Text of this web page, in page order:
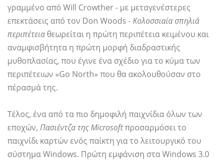
γραμμένο από Will Crowther - με μεταγενέστερες
επεκτάσεις από τον Don Woods -Κολοσσιαία σπηλιά
περιπέτεια θεωρείται η πρώτη περιπέτεια κειμένου και
αναμφισβήτητα η πρώτη μορφή διαδραστικής
μυθοπλασίας, που έγινε ένα σχέδιο για το κύμα των
περιπέτειων «Go North» που θα ακολουθούσαν στο
πέρασμά της.
Τέλος, ένα από τα πιο δημοφιλή παιχνίδια όλων των
εποχών, Πασιέντζα της Microsoftπροσαρμόσει το
παιχνίδι καρτών ενός παίκτη για το λειτουργικό του
σύστημα Windows. Πρώτη εμφάνιση στα Windows 3.0